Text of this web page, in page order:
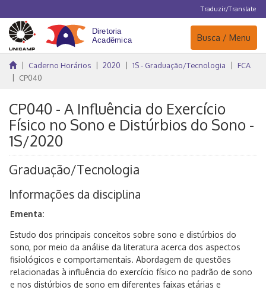
Traduzir/Translate
Navegação
Busca / Menu
Caderno Horários 2020 1S - Graduação/Tecnologia
FCA
CP040
CP040 - A Influência do Exercício
Físico no Sono e Distúrbios do Sono -
1S/2020
Graduação/Tecnologia
Informações da disciplina
Ementa:
Estudo dos principais conceitos sobre sono e distúrbios do
sono, por meio da análise da literatura acerca dos aspectos
fisiológicos e comportamentais. Abordagem de questões
relacionadas à influência do exercício físico no padrão de sono
e nos distúrbios de sono em diferentes faixas etárias e